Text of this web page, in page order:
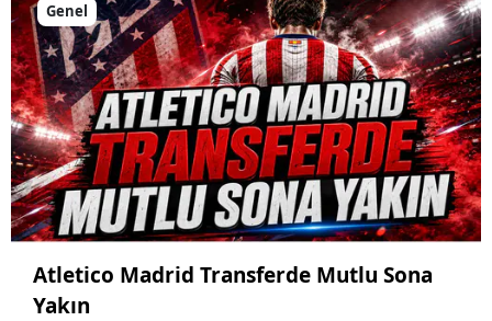
Genel
Atletico Madrid Transferde Mutlu Sona
Yakın